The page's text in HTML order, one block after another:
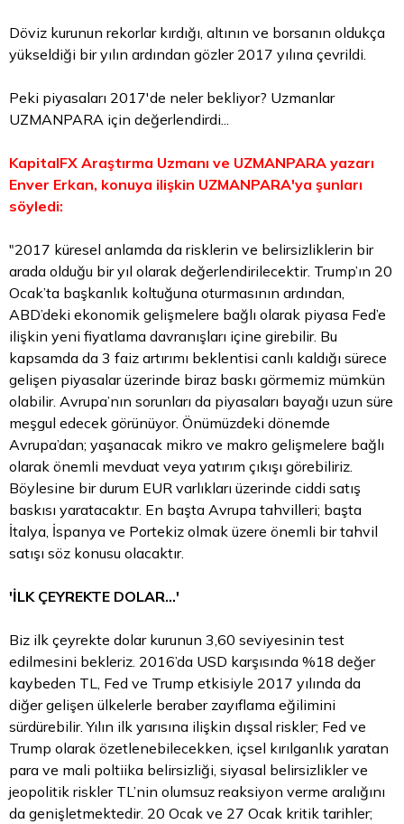
Döviz kurunun rekorlar kırdığı, altının ve borsanın oldukça
yükseldiği bir yılın ardından gözler 2017 yılına çevrildi.
Peki piyasaları 2017'de neler bekliyor? Uzmanlar
UZMANPARA için değerlendirdi...
KapitalFX Araştırma Uzmanı ve UZMANPARA yazarı
Enver Erkan, konuya ilişkin UZMANPARA'ya şunları
söyledi:
"2017 küresel anlamda da risklerin ve belirsizliklerin bir
arada olduğu bir yıl olarak değerlendirilecektir. Trump’ın 20
Ocak’ta başkanlık koltuğuna oturmasının ardından,
ABD’deki ekonomik gelişmelere bağlı olarak piyasa Fed’e
ilişkin yeni fiyatlama davranışları içine girebilir. Bu
kapsamda da 3 faiz artırımı beklentisi canlı kaldığı sürece
gelişen piyasalar üzerinde biraz baskı görmemiz mümkün
olabilir. Avrupa’nın sorunları da piyasaları bayağı uzun süre
meşgul edecek görünüyor. Önümüzdeki dönemde
Avrupa’dan; yaşanacak mikro ve makro gelişmelere bağlı
olarak önemli mevduat veya yatırım çıkışı görebiliriz.
Böylesine bir durum EUR varlıkları üzerinde ciddi satış
baskısı yaratacaktır. En başta Avrupa tahvilleri; başta
İtalya, İspanya ve Portekiz olmak üzere önemli birtahvil
satışı söz konusu olacaktır.
'İLK ÇEYREKTE DOLAR...'
Biz ilk çeyrekte dolar kurunun 3,60 seviyesinin test
edilmesini bekleriz. 2016’da USD karşısında %18 değer
kaybeden TL, Fed ve Trump etkisiyle 2017 yılında da
diğer gelişen ülkelerle beraber zayıflama eğilimini
sürdürebilir. Yılın ilk yarısına ilişkin dışsal riskler; Fed ve
Trump olarak özetlenebilecekken, içsel kırılganlık yaratan
para ve mali poltiika belirsizliği, siyasal belirsizlikler ve
jeopolitik riskler TL’nin olumsuz reaksiyon verme aralığını
da genişletmektedir. 20 Ocak ve 27 Ocak kritik tarihler;